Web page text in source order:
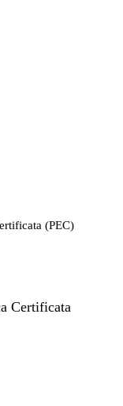
(PEC)
Certificata